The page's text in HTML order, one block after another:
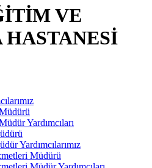
VE
Yardımcıları
Yardımcılarımız
Müdürü